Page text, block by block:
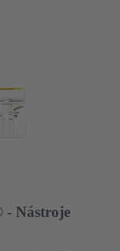
- Nástroje